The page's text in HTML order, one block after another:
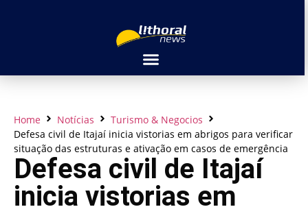
Home Notícias
Turismo & Negocios
Defesa civil de Itajaí inicia vistorias em abrigos para verificar
situação das estruturas e ativação em casos de emergência
Defesa civil de Itajaí
inicia vistorias em